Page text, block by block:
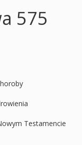
575
Testamencie